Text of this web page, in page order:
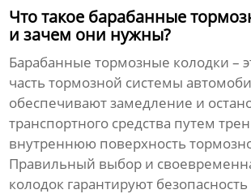
Что такое барабанные
и зачем они нужны?
Барабанные тормозные колодки –
часть тормозной системы
обеспечивают замедление и
транспортного средства путем
внутреннюю поверхность
Правильный выбор и
колодок гарантируют